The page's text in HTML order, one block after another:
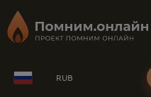
RUB